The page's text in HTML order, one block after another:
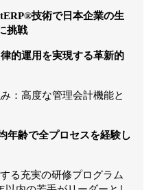
技術で日本企業の生
挑戦
的運用を実現する革新的
：高度な管理会計機能と
年齢で全プロセスを経験し
る充実の研修プログラム